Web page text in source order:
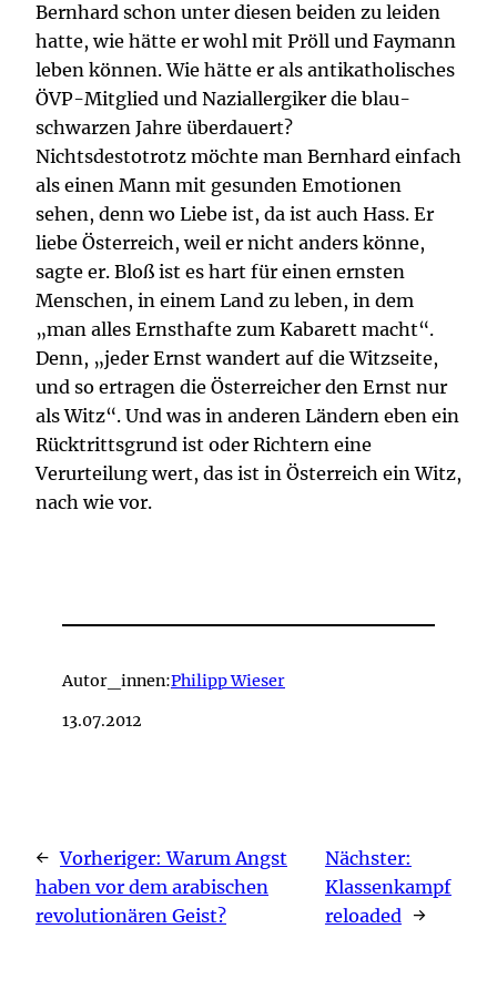
Bernhard schon unter diesen beiden zu leiden
hatte, wie hätte er wohl mit Pröll und Faymann
leben können. Wie hätte er als antikatholisches
ÖVP-Mitglied und Naziallergiker die blau-
schwarzen Jahre überdauert?
Nichtsdestotrotz möchte man Bernhard einfach
als einen Mann mit gesunden Emotionen
sehen, denn wo Liebe ist, da ist auch Hass. Er
liebe Österreich, weil er nicht anders könne,
sagte er. Bloß ist es hart für einen ernsten
Menschen, in einem Land zu leben, in dem
„man alles Ernsthafte zum Kabarett macht“.
Denn, „jeder Ernst wandert auf die Witzseite,
und so ertragen die Österreicher den Ernst nur
als Witz“. Und was in anderen Ländern eben ein
Rücktrittsgrund ist oder Richtern eine
Verurteilung wert, das ist in Österreich ein Witz,
nach wie vor.
Autor_innen:Philipp Wieser
13.07.2012
← Vorheriger: Warum Angst
haben vor dem arabischen
revolutionären Geist?
Nächster:
Klassenkampf
reloaded →